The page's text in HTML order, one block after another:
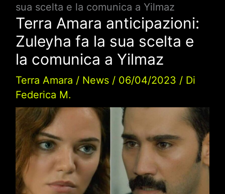
sua scelta e la comunica a Yilmaz
Terra Amara anticipazioni:
Zuleyha fa la sua scelta e
la comunica a Yilmaz
Terra Amara / News/ 06/04/2023 / Di
Federica M.